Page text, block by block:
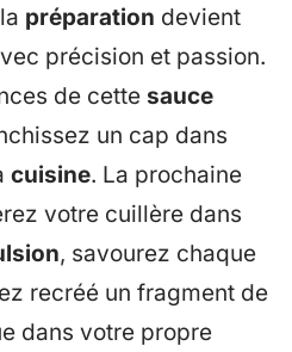
préparation devient
précision et passion.
de cette sauce
un cap dans
cuisine. La prochaine
votre cuillère dans
, savourez chaque
recréé un fragment de
dans votre propre